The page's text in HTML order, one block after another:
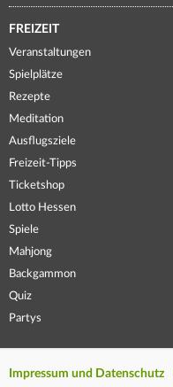
FREIZEIT
Veranstaltungen
Spielplätze
Rezepte
Meditation
Ausflugsziele
Freizeit-Tipps
Ticketshop
Lotto Hessen
Spiele
Mahjong
Backgammon
Quiz
Partys
Impressum und Datenschutz